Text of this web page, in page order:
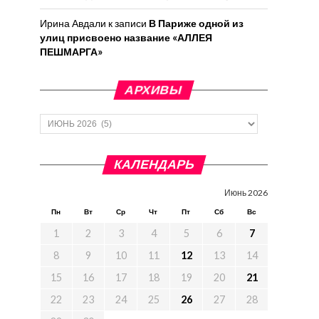
Ирина Авдали к записи В Париже одной из
улиц присвоено название «АЛЛЕЯ
ПЕШМАРГА»
АРХИВЫ
Архивы
КАЛЕНДАРЬ
Июнь 2026
Пн Вт Ср Чт Пт Сб Вс
1 2 3 4 5 6
7
8
9 10 11 12 13
14
15
16 17 18 19 20
21
22
23 24 25 26 27
28